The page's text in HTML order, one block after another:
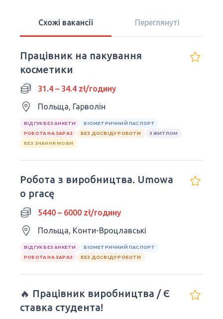
Схожі вакансії Переглянуті
Працівник на пакування
косметики
31.4 – 34.4 zł/годину
Польща, Гарволін
ВІДГУК БЕЗ АНКЕТИ
БІОМЕТРИЧНИЙ ПАСПОРТ
РОБОТА НА ЗАРАЗ
БЕЗ ДОСВІДУ РОБОТИ
З ЖИТЛОМ
БЕЗ ЗНАННЯ МОВИ
Робота з виробництва. Umowa
o pracę
5440 – 6000 zł/годину
Польща, Конти-Вроцлавські
ВІДГУК БЕЗ АНКЕТИ
БІОМЕТРИЧНИЙ ПАСПОРТ
РОБОТА НА ЗАРАЗ
БЕЗ ДОСВІДУ РОБОТИ
🔥 Працівник виробництва / Є
ставка студента!